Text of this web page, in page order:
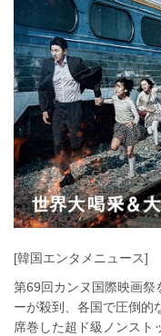
[韓国エンタメニュース]
第69回カンヌ国際映画祭
ーが殺到、各国で圧倒的
席巻した超ド級ノンスト